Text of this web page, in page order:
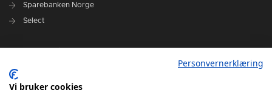
Sparebanken Norge
Select
Spillerstall
Personvernerklæring
Vi bruker cookies